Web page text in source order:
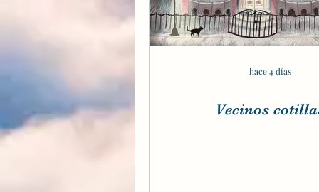
Vecinos
hace 4 días